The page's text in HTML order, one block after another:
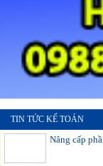
TIN TỨC KẾ TOÁN
Nâng cấp